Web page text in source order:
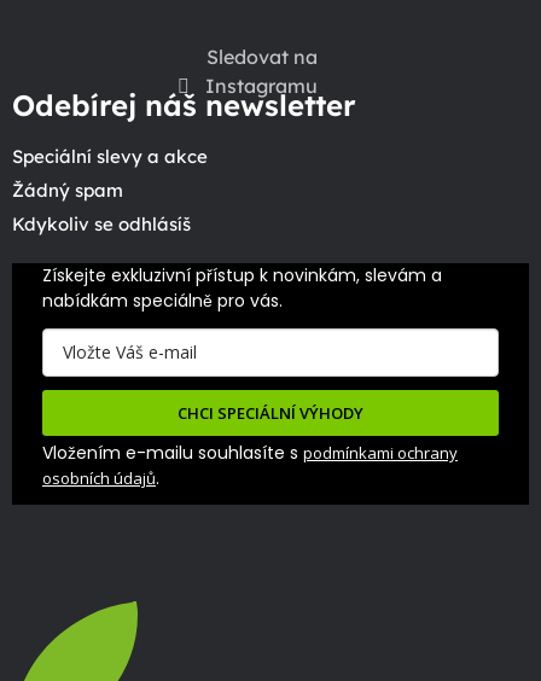
Sledovat na
Instagramu
Odebírej náš newsletter
Speciální slevy a akce
Žádný spam
Kdykoliv se odhlásíš
Získejte exkluzivní přístup k novinkám, slevám a
nabídkám speciálně pro vás.
CHCI SPECIÁLNÍ VÝHODY
Vložením e-mailu souhlasíte s podmínkami ochrany
osobních údajů.